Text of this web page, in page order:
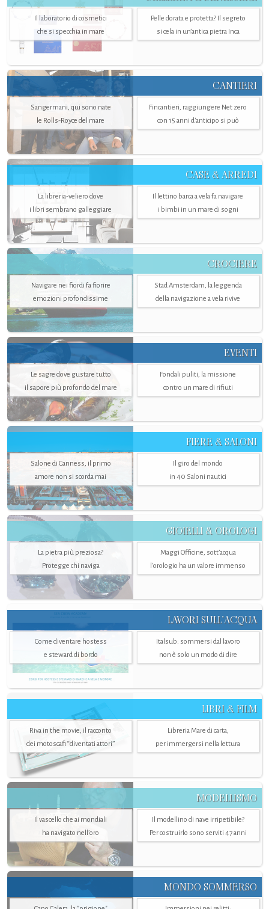
Il laboratorio di cosmetici
che si specchia in mare
Pelle dorata e protetta? Il segreto
si cela in un’antica pietra Inca
CANTIERI
Sangermani, qui sono nate
le Rolls-Royce del mare
Fincantieri, raggiungere Net zero
con 15 anni d'anticipo si può
CASE & ARREDI
La libreria-veliero dove
i libri sembrano galleggiare
Il lettino barca a vela fa navigare
i bimbi in un mare di sogni
CROCIERE
Navigare nei fiordi fa fiorire
emozioni profondissime
Stad Amsterdam, la leggenda
della navigazione a vela rivive
EVENTI
Le sagre dove gustare tutto
il sapore più profondo del mare
Fondali puliti, la missione
contro un mare di rifiuti
FIERE & SALONI
Salone di Canness, il primo
amore non si scorda mai
Il giro del mondo
in 40 Saloni nautici
GIOIELLI & OROLOGI
La pietra più preziosa?
Protegge chi naviga
Maggi Officine, sott’acqua
l'orologio ha un valore immenso
LAVORI SULL’ACQUA
Come diventare hostess
e steward di bordo
Italsub: sommersi dal lavoro
non è solo un modo di dire
LIBRI & FILM
Riva in the movie, il racconto
dei motoscafi “diventati attori”
Libreria Mare di carta,
per immergersi nella lettura
MODELLISMO
Il vascello che ai mondiali
ha navigato nell’oro
Il modellino di nave irripetibile?
Per costruirlo sono serviti 47 anni
MONDO SOMMERSO